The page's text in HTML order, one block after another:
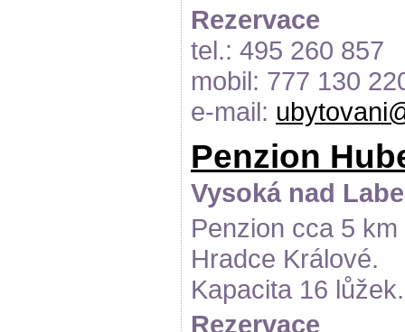
Rezervace
tel.: 495 260 857
mobil: 777 130
e-mail:
Penzion
Vysoká nad
Penzion cca 5
Hradce Králové.
Kapacita 16 lůžek.
Rezervace